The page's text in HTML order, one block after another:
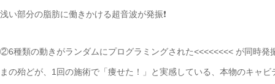
浅い部分の脂肪に働きかける超音波が発振❗️
②6種類の動きがランダムにプログラミングされた<<<<<<<< が同時発
まの殆どが、1回の施術で「痩せた！」と実感している、本物のキャ